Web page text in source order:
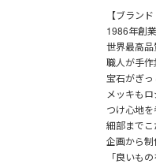
【ブラン
1986年創
世界最高品
職人が手作
宝石がぎっ
メッキも
つけ心地を
細部までこ
企画から制
「良いも